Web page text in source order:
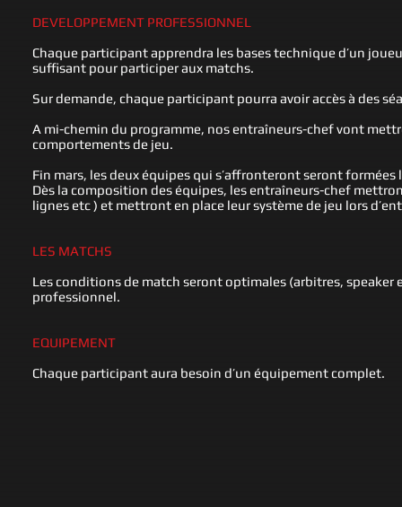
DEVELOPPEMENT PROFESSIONNEL
Chaque participant apprendra les bases technique d’un
suffisant pour participer aux matchs.
Sur demande, chaque participant pourra avoir accès à des
A mi-chemin du programme, nos entraîneurs-chef vont
comportements de jeu.
Fin mars, les deux équipes qui s’affronteront seront formées
Dès la composition des équipes, les entraîneurs-chef
lignes etc ) et mettront en place leur système de jeu lors
LES MATCHS
Les conditions de match seront optimales (arbitres, speaker
professionnel.
EQUIPEMENT
Chaque participant aura besoin d’un équipement complet.